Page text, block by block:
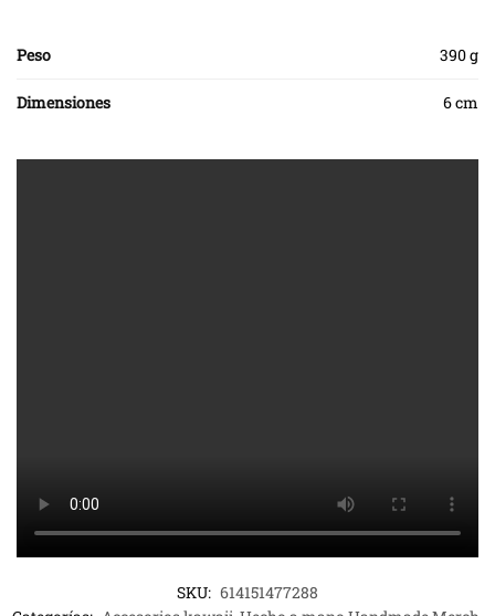
Peso 390 g
Dimensiones 6 cm
SKU: 614151477288